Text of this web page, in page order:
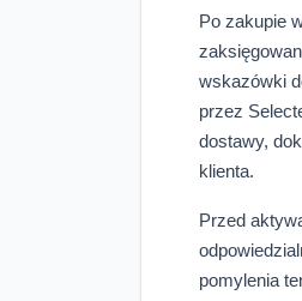
Po zakupie
wskazówki
przez
dostawy,
klienta.
Przed
pomylenia